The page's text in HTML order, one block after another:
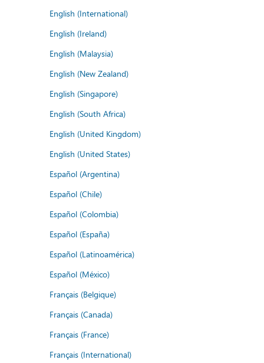
English (International)
English (Ireland)
English (Malaysia)
English (New Zealand)
English (Singapore)
English (South Africa)
English (United Kingdom)
English (United States)
Español (Argentina)
Español (Chile)
Español (Colombia)
Español (España)
Español (Latinoamérica)
Español (México)
Français (Belgique)
Français (Canada)
Français (France)
Français (International)